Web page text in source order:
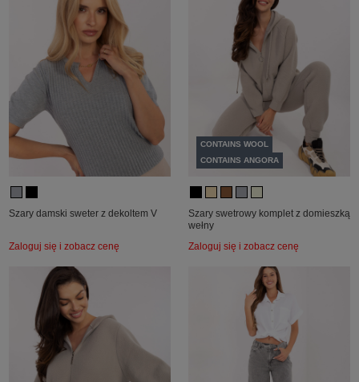
Szary damski sweter z dekoltem V
Zaloguj się i zobacz cenę
CONTAINS WOOL
CONTAINS ANGORA
Szary swetrowy komplet z domieszką
wełny
Zaloguj się i zobacz cenę